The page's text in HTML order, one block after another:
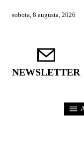
sobota, 8 augusta, 2026
NEWSLETTER